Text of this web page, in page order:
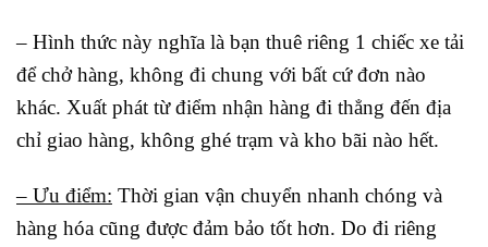
– Hình thức này nghĩa là bạn thuê riêng 1 chiếc xe tải
để chở hàng, không đi chung với bất cứ đơn nào
khác. Xuất phát từ điểm nhận hàng đi thẳng đến địa
chỉ giao hàng, không ghé trạm và kho bãi nào hết.
– Ưu điểm: Thời gian vận chuyển nhanh chóng và
hàng hóa cũng được đảm bảo tốt hơn. Do đi riêng